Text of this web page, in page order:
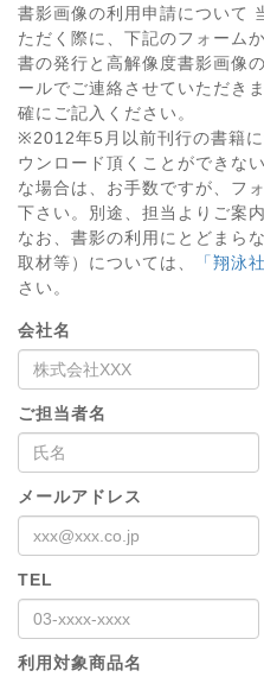
書影画像の利用申請について
ただく際に、下記のフォーム
書の発行と高解像度書影画像
ールでご連絡させていただき
確にご記入ください。
※2012年5月以前刊行の書籍
ウンロード頂くことができな
な場合は、お手数ですが、フ
下さい。別途、担当よりご案
なお、書影の利用にとどまら
取材等）については、
「翔泳
さい。
会社名
ご担当者名
メールアドレス
TEL
利用対象商品名